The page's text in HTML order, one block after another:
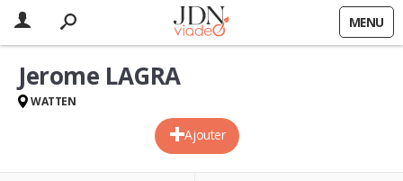
MENU
Ajouter
Jerome LAGRA
WATTEN